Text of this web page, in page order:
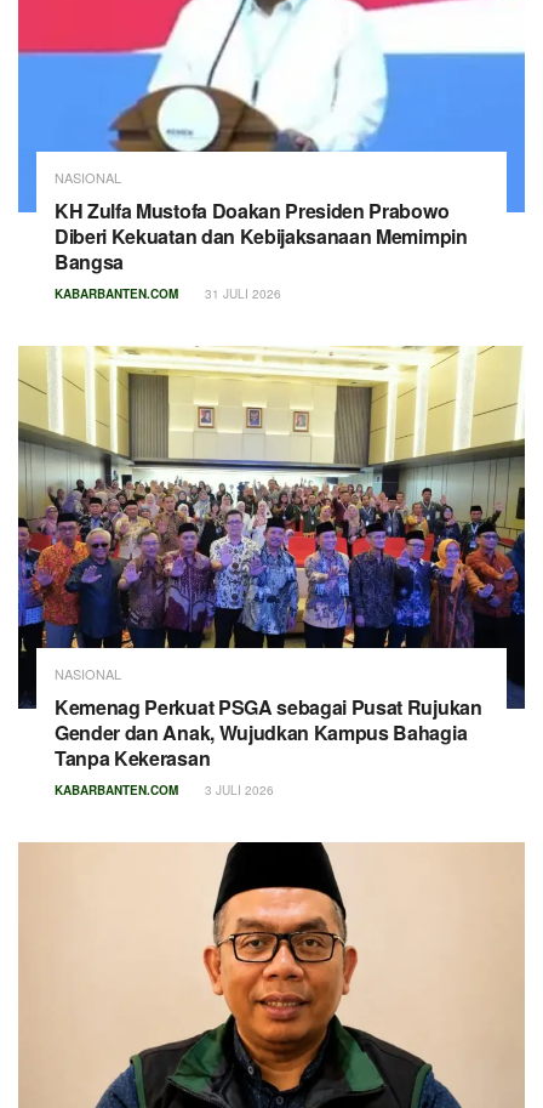
NASIONAL
KH Zulfa Mustofa Doakan Presiden Prabowo
Diberi Kekuatan dan Kebijaksanaan Memimpin
Bangsa
KABARBANTEN.COM 31 JULI 2026
NASIONAL
Kemenag Perkuat PSGA sebagai Pusat Rujukan
Gender dan Anak, Wujudkan Kampus Bahagia
Tanpa Kekerasan
KABARBANTEN.COM 3 JULI 2026